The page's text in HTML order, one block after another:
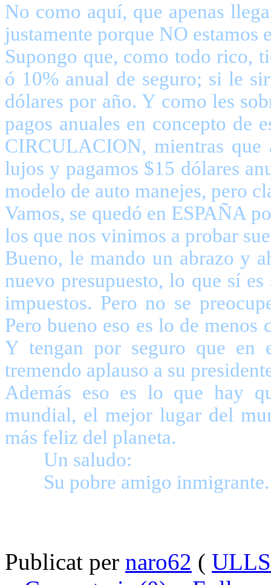
No como aquí, que apenas
justamente porque NO
Supongo que, como todo rico,
ó 10% anual de seguro; si le
dólares por año. Y como les
pagos anuales en concepto de
CIRCULACION, mientras que
lujos y pagamos $15 dólares
modelo de auto manejes, pero
Vamos, se quedó en ESPAÑA
los que nos vinimos a
Bueno, le mando un abrazo y
nuevo presupuesto, lo que sí
impuestos. Pero no se
Pero bueno eso es lo de menos
Y tengan por seguro que
tremendo aplauso
Además eso es lo que hay
mundial, el mejor lugar del
más feliz del planeta.
Un
Su pobre amigo inmigrante.
Publicat per naro62 (